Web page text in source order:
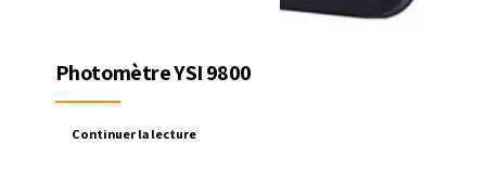
Photomètre YSI 9800
Continuer la lecture